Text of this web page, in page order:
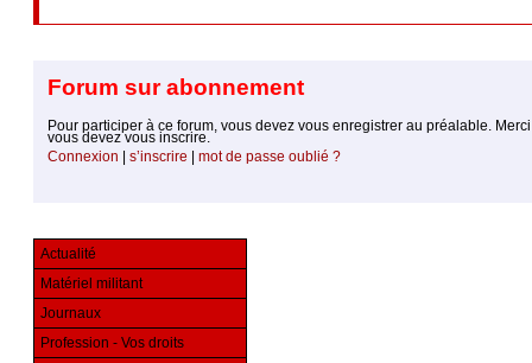
Forum sur abonnement
Pour participer à ce forum, vous devez vous enregistrer au préalable. Merci d’indiquer ci-dessous l’identifiant personnel qui vous a été fourni. Si vous n’êtes pas enregistré,
vous devez vous inscrire.
Connexion
s’inscrire mot de passe oublié ?
Actualité
Matériel militant
Journaux
Profession - Vos droits